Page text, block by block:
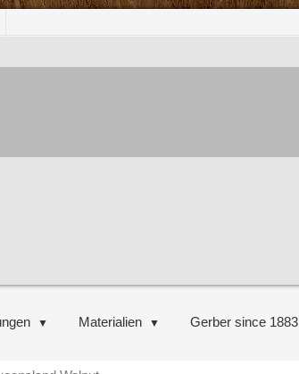
Materialien Gerber since 1883